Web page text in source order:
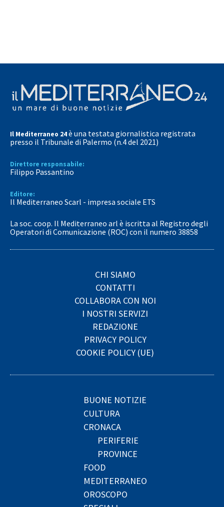
Il Mediterraneo 24è una testata giornalistica registrata
presso il Tribunale di Palermo (n.4 del 2021)
Direttore responsabile:
Filippo Passantino
Editore:
Il Mediterraneo Scarl - impresa sociale ETS
La soc. coop. Il Mediterraneo arl è iscritta al Registro degli
Operatori di Comunicazione (ROC) con il numero 38858
CHI SIAMO
CONTATTI
COLLABORA CON NOI
I NOSTRI SERVIZI
REDAZIONE
PRIVACY POLICY
COOKIE POLICY (UE)
BUONE NOTIZIE
CULTURA
CRONACA
PERIFERIE
PROVINCE
FOOD
MEDITERRANEO
OROSCOPO